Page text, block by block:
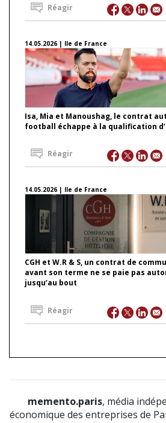
Réagir
14.05.2026 | Ile de France
Isa, Mia et Manoushag, le contrat
football échappe à la qualification
Réagir
14.05.2026 | Ile de France
CGH et W.R & S, un contrat de
avant son terme ne se paie pas
jusqu’au bout
Réagir
memento.paris, média
économique des entreprises de